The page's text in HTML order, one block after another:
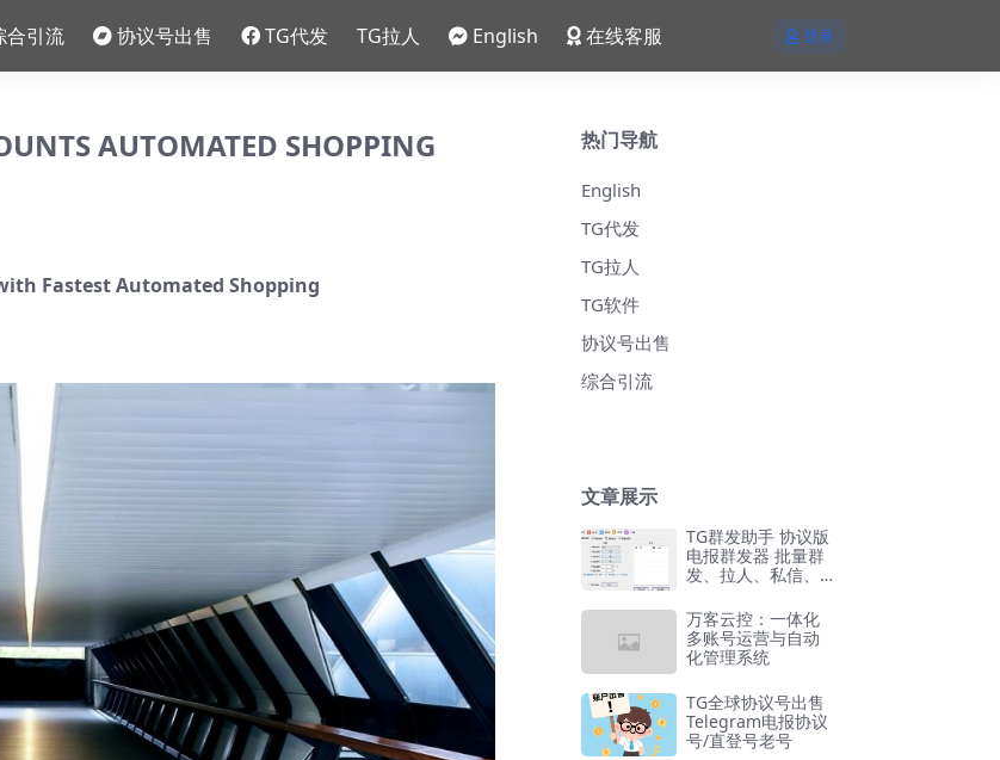
合引流 协议号出售 TG代发 TG拉人 English 在线客服 登录
AUTOMATED SHOPPING
Fastest Automated Shopping
热门导航
English
TG代发
TG拉人
TG软件
协议号出售
综合引流
文章展示
TG群发助手 协议版
电报群发器 批量群
发、拉人、私信、T
万客云控：一体化
多账号运营与自动
化管理系统
TG全球协议号出售
Telegram电报协议
号/直登号老号